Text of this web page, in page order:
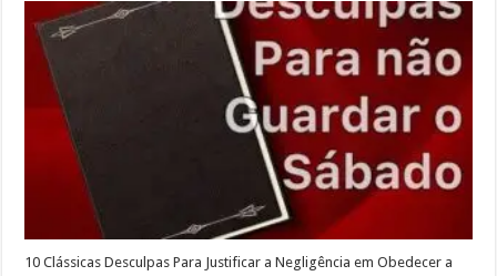
10 Clássicas Desculpas Para Justificar a Negligência em Obedecer a